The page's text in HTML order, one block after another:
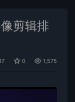
剪辑排
0 1,575